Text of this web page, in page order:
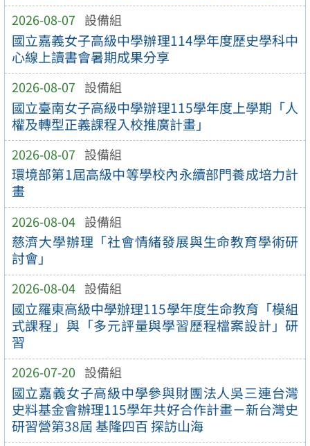
2026-08-07 設備組
國立嘉義女子高級中學辦理114學年度歷史學科中
心線上讀書會暑期成果分享
2026-08-07 設備組
國立臺南女子高級中學辦理115學年度上學期「人
權及轉型正義課程入校推廣計畫」
2026-08-07 設備組
環境部第1屆高級中等學校內永續部門養成培力計
畫
2026-08-04 設備組
慈濟大學辦理「社會情緒發展與生命教育學術研
討會」
2026-08-04 設備組
國立羅東高級中學辦理115學年度生命教育「模組
式課程」與「多元評量與學習歷程檔案設計」研
習
2026-07-20 設備組
國立嘉義女子高級中學參與財團法人吳三連台灣
史料基金會辦理115學年共好合作計畫－新台灣史
研習營第38屆 基隆四百 探訪山海